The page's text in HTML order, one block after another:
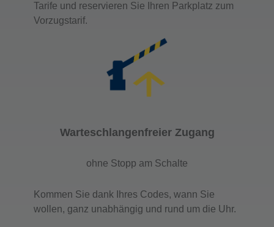
Tarife und reservieren Sie Ihren Parkplatz zum
Vorzugstarif.
Warteschlangenfreier Zugang
ohne Stopp am Schalte
Kommen Sie dank Ihres Codes, wann Sie
wollen, ganz unabhängig und rund um die Uhr.